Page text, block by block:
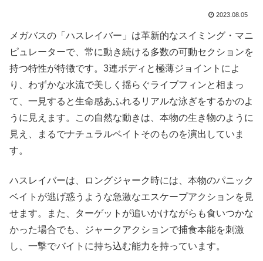
2023.08.05
メガバスの「ハスレイバー」は革新的なスイミング・マニ
ピュレーターで、常に動き続ける多数の可動セクションを
持つ特性が特徴です。3連ボディと極薄ジョイントによ
り、わずかな水流で美しく揺らぐライブフィンと相まっ
て、一見すると生命感あふれるリアルな泳ぎをするかのよ
うに見えます。この自然な動きは、本物の生き物のように
見え、まるでナチュラルベイトそのものを演出していま
す。
ハスレイバーは、ロングジャーク時には、本物のパニック
ベイトが逃げ惑うような急激なエスケープアクションを見
せます。また、ターゲットが追いかけながらも食いつかな
かった場合でも、ジャークアクションで捕食本能を刺激
し、一撃でバイトに持ち込む能力を持っています。